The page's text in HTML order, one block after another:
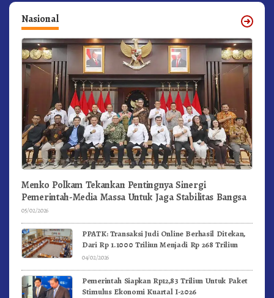
Nasional
Menko Polkam Tekankan Pentingnya Sinergi
Pemerintah-Media Massa Untuk Jaga Stabilitas Bangsa
05/02/2026
PPATK: Transaksi Judi Online Berhasil Ditekan,
Dari Rp 1.1000 Triliun Menjadi Rp 268 Triliun
04/02/2026
Pemerintah Siapkan Rp12,83 Triliun Untuk Paket
Stimulus Ekonomi Kuartal I-2026